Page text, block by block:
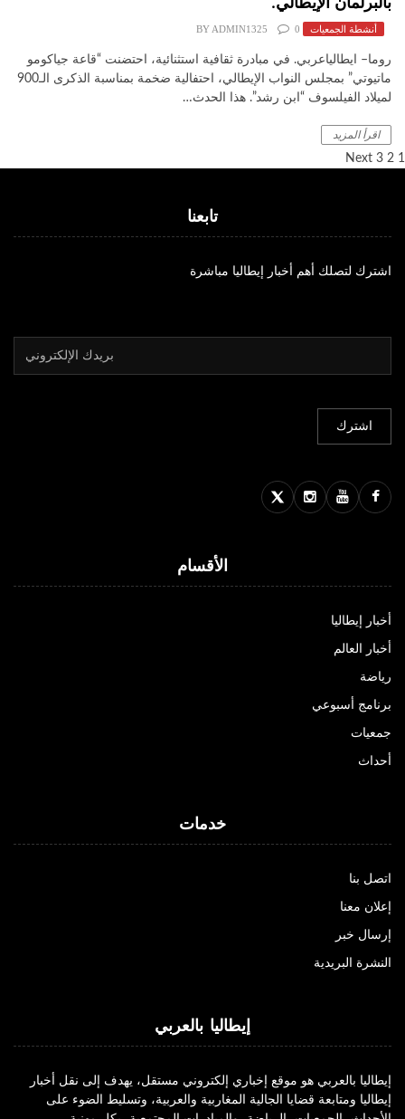
أنشطة الجمعيات BY ADMIN1325 0
​روما– ايطالياعربي. ​في مبادرة ثقافية استثنائية، احتضنت “قاعة جياكومو
ماتيوتي” بمجلس النواب الإيطالي، احتفالية ضخمة بمناسبة الذكرى الـ900
لميلاد الفيلسوف “ابن رشد”. هذا الحدث…
اقرأ المزيد
Posts
1
2
3
Next
تابعنا
اشترك لتصلك أهم أخبار إيطاليا مباشرة
الأقسام
أخبار إيطاليا
أخبار العالم
رياضة
برنامج أسبوعي
جمعيات
أحداث
خدمات
اتصل بنا
إعلان معنا
إرسال خبر
النشرة البريدية
إيطاليا بالعربي
إيطاليا بالعربي هو موقع إخباري إلكتروني مستقل، يهدف إلى نقل أخبار
إيطاليا ومتابعة قضايا الجالية المغاربية والعربية، وتسليط الضوء على